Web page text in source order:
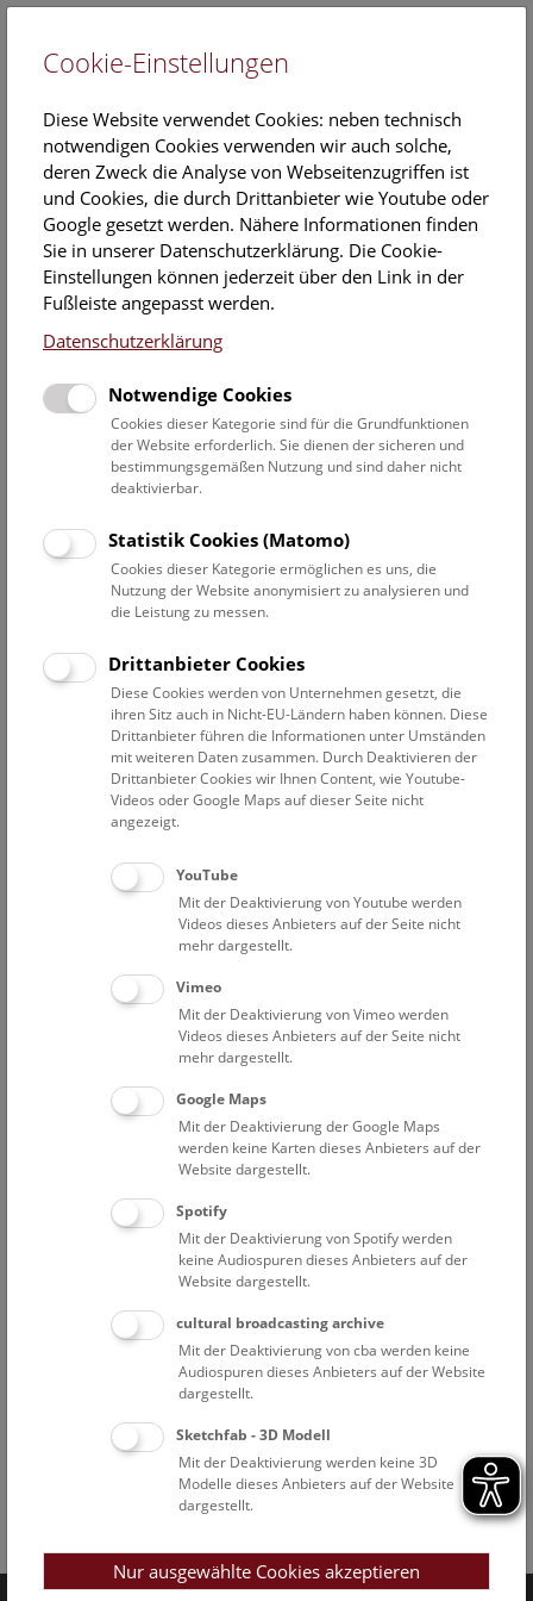
EN
Veranstaltungskalender
Informationen zu Gruppen,- Kindergarten- und
Schulprogrammen finden Siehier
Datumsfilter
21.7.2019
Datum auswählen
Erweiterte Suche
Filter zurücksetzen
21. Juli 2019
Bisher keine Ergebnisse. Dienstags ist das NHM Wien
in der Regel geschlossen. Ausnahmen finden sie
Eine Nacht im Museum
Cookie-Einstellungen
Diese Website verwendet Cookies: neben technisch
notwendigen Cookies verwenden wir auch solche,
deren Zweck die Analyse von Webseitenzugriffen ist
und Cookies, die durch Drittanbieter wie Youtube oder
Google gesetzt werden. Nähere Informationen finden
Sie in unserer Datenschutzerklärung. Die Cookie-
Einstellungen können jederzeit über den Link in der
Fußleiste angepasst werden.
Datenschutzerklärung
Notwendige Cookies
Cookies dieser Kategorie sind für die Grundfunktionen
der Website erforderlich. Sie dienen der sicheren und
bestimmungsgemäßen Nutzung und sind daher nicht
deaktivierbar.
Statistik Cookies (Matomo)
Cookies dieser Kategorie ermöglichen es uns, die
Nutzung der Website anonymisiert zu analysieren und
die Leistung zu messen.
Drittanbieter Cookies
Diese Cookies werden von Unternehmen gesetzt, die
ihren Sitz auch in Nicht-EU-Ländern haben können. Diese
Drittanbieter führen die Informationen unter Umständen
mit weiteren Daten zusammen. Durch Deaktivieren der
Drittanbieter Cookies wir Ihnen Content, wie Youtube-
Videos oder Google Maps auf dieser Seite nicht
angezeigt.
YouTube
Mit der Deaktivierung von Youtube werden
Videos dieses Anbieters auf der Seite nicht
mehr dargestellt.
Vimeo
Mit der Deaktivierung von Vimeo werden
Videos dieses Anbieters auf der Seite nicht
mehr dargestellt.
Google Maps
Mit der Deaktivierung der Google Maps
werden keine Karten dieses Anbieters auf der
Website dargestellt.
Spotify
Mit der Deaktivierung von Spotify werden
keine Audiospuren dieses Anbieters auf der
Website dargestellt.
cultural broadcasting archive
Mit der Deaktivierung von cba werden keine
Audiospuren dieses Anbieters auf der Website
dargestellt.
Sketchfab - 3D Modell
Mit der Deaktivierung werden keine 3D
Modelle dieses Anbieters auf der Website
dargestellt.
Nur ausgewählte Cookies akzeptieren